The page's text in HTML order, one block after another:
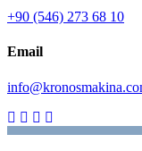
+90 (546) 273 68 10
Email